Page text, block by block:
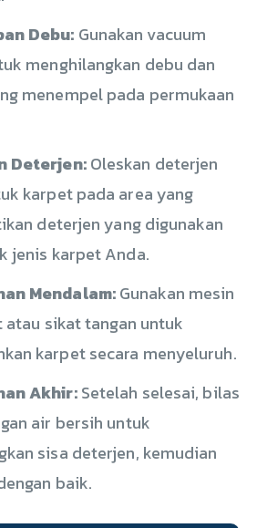
Debu: Gunakan vacuum
menghilangkan debu dan
menempel pada permukaan
Deterjen:Oleskan deterjen
karpet pada area yang
deterjen yang digunakan
jenis karpet Anda.
Mendalam:Gunakan mesin
atau sikat tangan untuk
karpet secara menyeluruh.
Akhir:Setelah selesai, bilas
air bersih untuk
sisa deterjen, kemudian
baik.